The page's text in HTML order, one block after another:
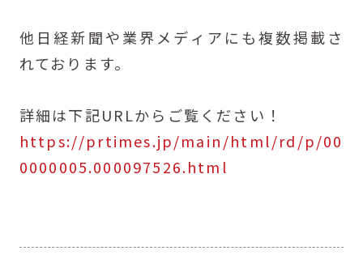
他日経新聞や業界メディアにも複数掲載さ
れております。
詳細は下記URLからご覧ください！
https://prtimes.jp/main/html/rd/p/00
0000005.000097526.html